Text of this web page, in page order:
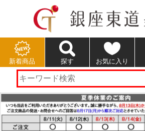
新着商品 探す お気に入り